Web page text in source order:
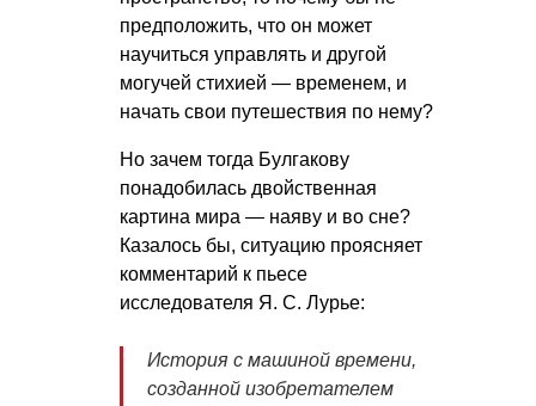
предположить, что он может
научиться управлять и другой
могучей стихией — временем, и
начать свои путешествия по нему?
Но зачем тогда Булгакову
понадобилась двойственная
картина мира — наяву и во сне?
Казалось бы, ситуацию проясняет
комментарий к пьесе
исследователя Я. С. Лурье:
История с машиной времени,
созданной изобретателем